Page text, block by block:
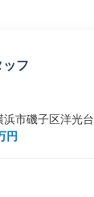
フ
市磯子区洋光台
円